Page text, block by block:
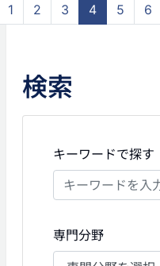
1 2 3 4 5 6
検索
キーワードで探す
専門分野